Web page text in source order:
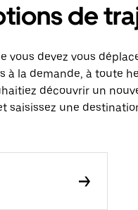
de
vous devez vous
à la demande, à toute
découvrir un
saisissez une